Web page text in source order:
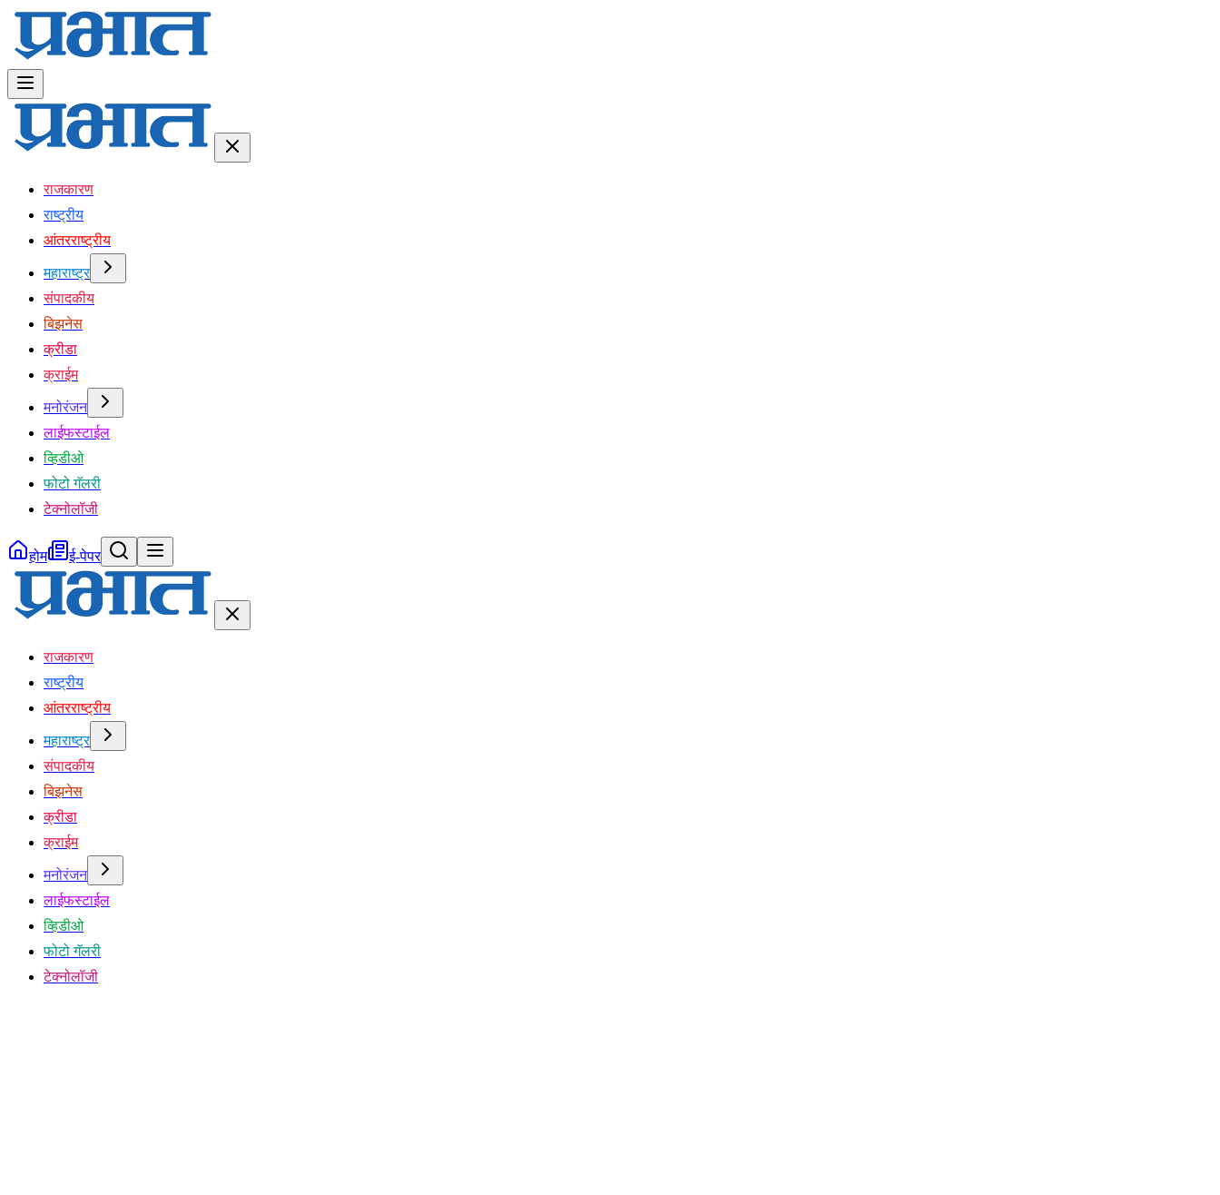
राजकारण
राष्ट्रीय
आंतरराष्ट्रीय
महाराष्ट्र
संपादकीय
बिझनेस
क्रीडा
क्राईम
मनोरंजन
लाईफस्टाईल
व्हिडीओ
फोटो गॅलरी
टेक्नोलॉजी
होम ई-पेपर
राजकारण
राष्ट्रीय
आंतरराष्ट्रीय
महाराष्ट्र
संपादकीय
बिझनेस
क्रीडा
क्राईम
मनोरंजन
लाईफस्टाईल
व्हिडीओ
फोटो गॅलरी
टेक्नोलॉजी